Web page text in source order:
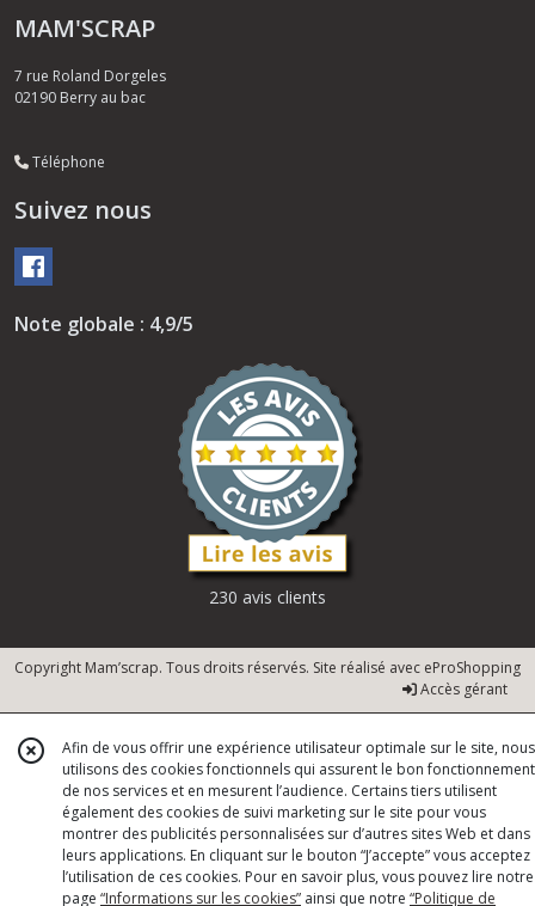
MAM'SCRAP
7 rue Roland Dorgeles
02190 Berry au bac
Téléphone
Suivez nous
Note globale : 4,9/5
230 avis clients
Copyright Mam’scrap. Tous droits réservés. Site réalisé avec eProShopping
Accès gérant
Afin de vous offrir une expérience utilisateur optimale sur le site, nous
utilisons des cookies fonctionnels qui assurent le bon fonctionnement
de nos services et en mesurent l’audience. Certains tiers utilisent
également des cookies de suivi marketing sur le site pour vous
montrer des publicités personnalisées sur d’autres sites Web et dans
leurs applications. En cliquant sur le bouton “J’accepte” vous acceptez
l’utilisation de ces cookies. Pour en savoir plus, vous pouvez lire notre
page “Informations sur les cookies” ainsi que notre “Politique de